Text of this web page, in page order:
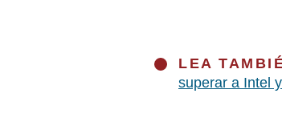
LEA
superar a Intel